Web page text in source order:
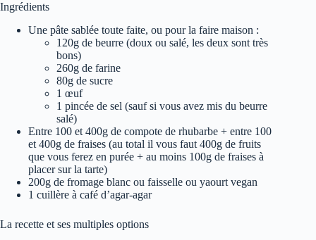
Ingrédients
Une pâte sablée toute faite, ou pour la faire maison :
120g de beurre (doux ou salé, les deux sont très
bons)
260g de farine
80g de sucre
1 œuf
1 pincée de sel (sauf si vous avez mis du beurre
salé)
Entre 100 et 400g de compote de rhubarbe + entre 100
et 400g de fraises (au total il vous faut 400g de fruits
que vous ferez en purée + au moins 100g de fraises à
placer sur la tarte)
200g de fromage blanc ou faisselle ou yaourt vegan
1 cuillère à café d’agar-agar
La recette et ses multiples options